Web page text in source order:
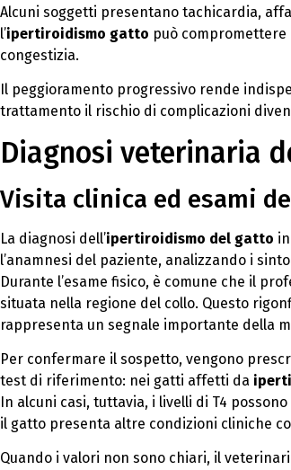
Alcuni soggetti presentano tachicardia,
l’ipertiroidismo gatto può
congestizia.
Il peggioramento progressivo rende
trattamento il rischio di complicazioni
Diagnosi veterinaria
Visita clinica ed esami
La diagnosi dell’ipertiroidismo del gatto
l’anamnesi del paziente, analizzando i
Durante l’esame fisico, è comune che il
situata nella regione del collo. Questo
rappresenta un segnale importante della
Per confermare il sospetto, vengono
test di riferimento: nei gatti affetti da
In alcuni casi, tuttavia, i livelli di T4
il gatto presenta altre condizioni cliniche
Quando i valori non sono chiari, il